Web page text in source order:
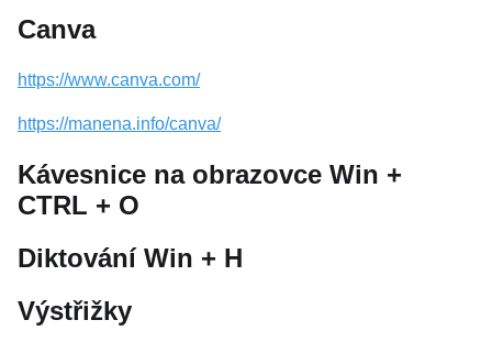
Canva
https://www.canva.com/
https://manena.info/canva/
Kávesnice na obrazovce Win +
CTRL + O
Diktování Win + H
Výstřižky